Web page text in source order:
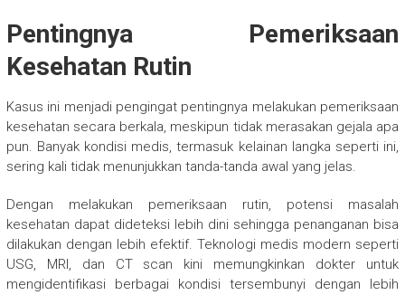
Pentingnya Pemeriksaan
Kesehatan Rutin
Kasus ini menjadi pengingat pentingnya melakukan pemeriksaan
kesehatan secara berkala, meskipun tidak merasakan gejala apa
pun. Banyak kondisi medis, termasuk kelainan langka seperti ini,
sering kali tidak menunjukkan tanda-tanda awal yang jelas.
Dengan melakukan pemeriksaan rutin, potensi masalah
kesehatan dapat dideteksi lebih dini sehingga penanganan bisa
dilakukan dengan lebih efektif. Teknologi medis modern seperti
USG, MRI, dan CT scan kini memungkinkan dokter untuk
mengidentifikasi berbagai kondisi tersembunyi dengan lebih